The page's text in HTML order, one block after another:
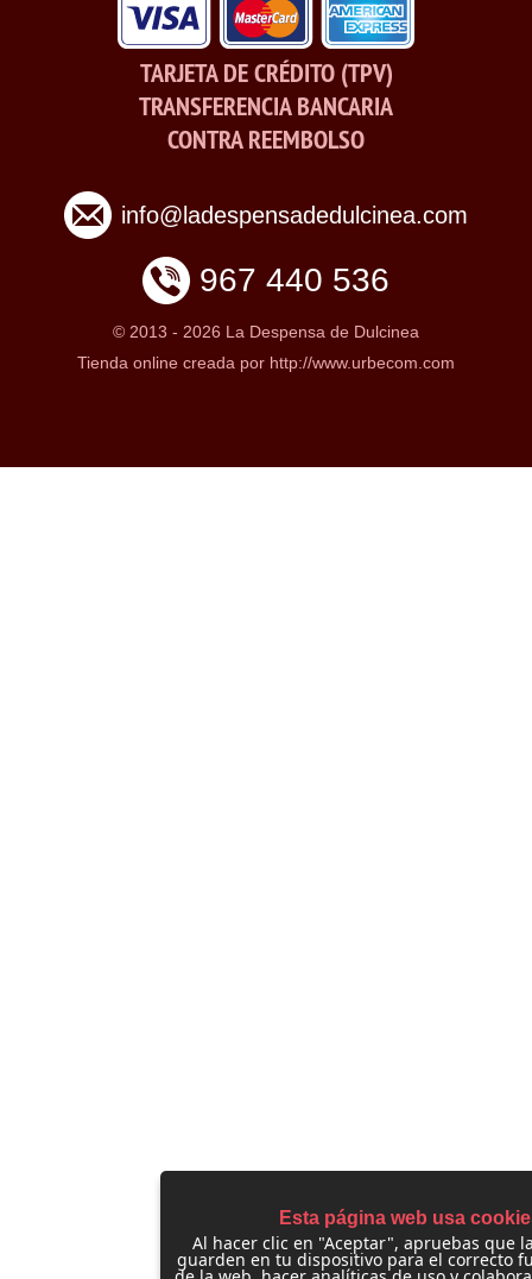
TARJETA DE CRÉDITO (TPV)
TRANSFERENCIA BANCARIA
CONTRA REEMBOLSO
info@ladespensadedulcinea.com
967 440 536
© 2013 - 2026 La Despensa de Dulcinea
Tienda online creada por http://www.urbecom.com
Esta página web usa
Al hacer clic en "Aceptar", apruebas que
guarden en tu dispositivo para el correcto